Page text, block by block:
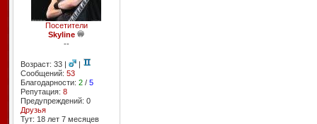
Посетители
Skyline
--
Возраст: 33 |
|
Сообщений: 53
Благодарности: 2/ 5
Репутация: 8
Предупреждений: 0
Друзья
Тут: 18 лет 7 месяцев